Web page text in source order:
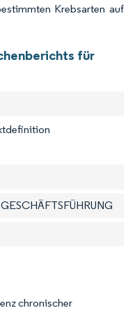
Krebsarten auf
für
chronischer